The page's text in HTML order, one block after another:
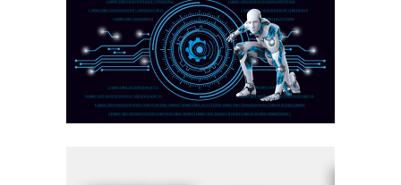
Marcom-plast d.o.o.- vaš pouzdan
partner
CTO - Prilagodite svoju toplinsku
obradu!
Razvoj asortimanskog pravca MINI-
PLC AKYTEC